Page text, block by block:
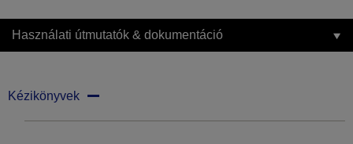
Használati útmutatók & dokumentáció
Kézikönyvek